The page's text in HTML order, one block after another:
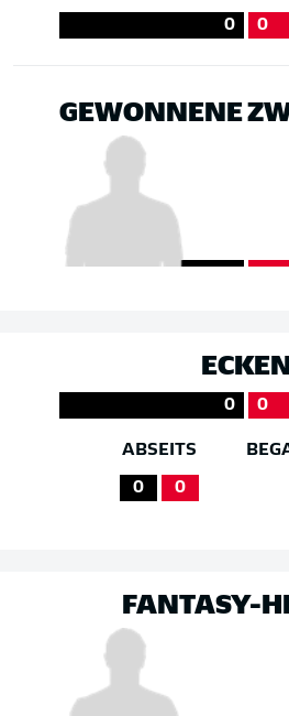
0 0
GEWONNENE
0 0
ABSEITS
0 0
FANTASY-